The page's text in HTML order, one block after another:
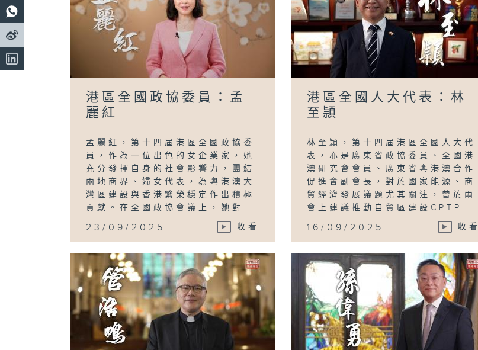
港區全國政協委員：孟
麗紅
孟麗紅，第十四屆港區全國政協委
員，作為一位出色的女企業家，她
充分發揮自身的社會影響力，團結
兩地商界、婦女代表，為粵港澳大
灣區建設與香港繁榮穩定作出積極
貢獻。在全國政協會議上，她對...
23/09/2025 收看
港區全國人大代表：林
至頴
林至頴，第十四屆港區全國人大代
表，亦是廣東省政協委員、全國港
澳研究會會員、廣東省粵港澳合作
促進會副會長，對於國家能源、商
貿經濟發展議題尤其關注，曾於兩
會上建議推動自貿區建設CPTP...
16/09/2025 收看